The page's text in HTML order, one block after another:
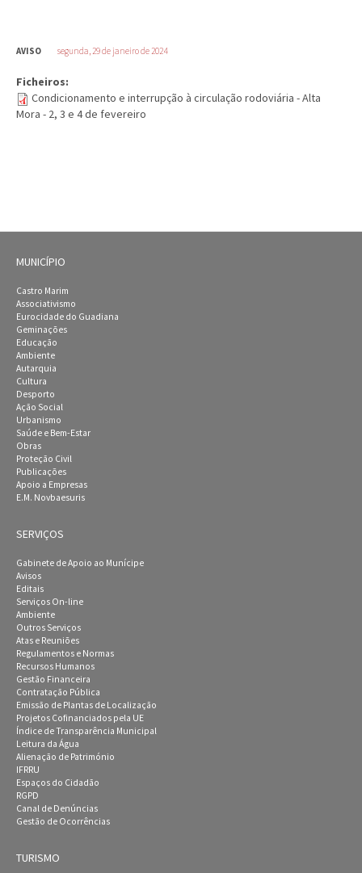
AVISO segunda, 29 de janeiro de 2024
Ficheiros:
Condicionamento e interrupção à circulação rodoviária - Alta
Mora - 2, 3 e 4 de fevereiro
MUNICÍPIO
Castro Marim
Associativismo
Eurocidade do Guadiana
Geminações
Educação
Ambiente
Autarquia
Cultura
Desporto
Ação Social
Urbanismo
Saúde e Bem-Estar
Obras
Proteção Civil
Publicações
Apoio a Empresas
E.M. Novbaesuris
SERVIÇOS
Gabinete de Apoio ao Munícipe
Avisos
Editais
Serviços On-line
Ambiente
Outros Serviços
Atas e Reuniões
Regulamentos e Normas
Recursos Humanos
Gestão Financeira
Contratação Pública
Emissão de Plantas de Localização
Projetos Cofinanciados pela UE
Índice de Transparência Municipal
Leitura da Água
Alienação de Património
IFRRU
Espaços do Cidadão
RGPD
Canal de Denúncias
Gestão de Ocorrências
TURISMO